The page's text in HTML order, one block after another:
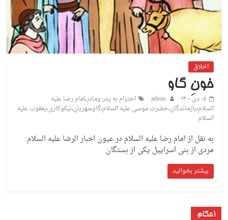
اخلاق
خونِ گاو
۰۵ دی ۱۴۰۰ admin احترام به پدر ومادر،امام رضا علیه
السلام،بازماندگان،حضرت موسی علیه السلام،گاو،مهربان،نیکوکاری،یعقوب علیه
السلام
به نقل از امام رضا علیه السلام در عیون اخبار الرضا علیه السلام:
مردی از بنی اسراییل یکی از بستگان
بیشتر بخوانید
احکام